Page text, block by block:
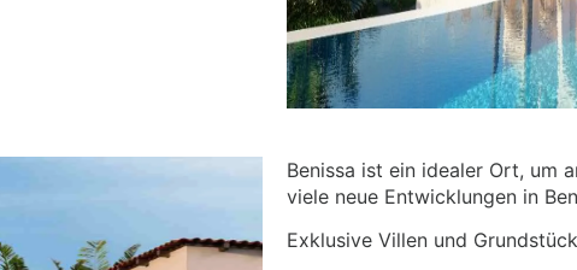
Benissa ist ein idealer Ort, um
viele neue Entwicklungen in
Exklusive Villen und